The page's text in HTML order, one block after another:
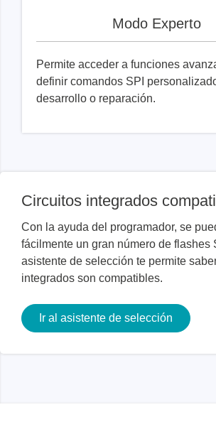
Modo Experto
Permite acceder a funciones
definir comandos SPI
desarrollo o reparación.
Circuitos integrados
Con la ayuda del programador, se
fácilmente un gran número de flashes
asistente de selección te permite
integrados son compatibles.
Ir al asistente de selección